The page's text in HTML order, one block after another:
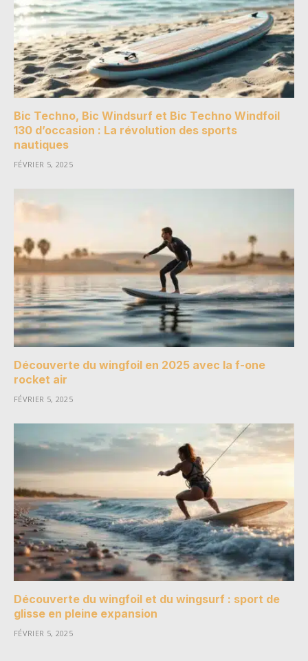
Bic Techno, Bic Windsurf et Bic Techno Windfoil
130 d’occasion : La révolution des sports
nautiques
FÉVRIER 5, 2025
Découverte du wingfoil en 2025 avec la f-one
rocket air
FÉVRIER 5, 2025
Découverte du wingfoil et du wingsurf : sport de
glisse en pleine expansion
FÉVRIER 5, 2025